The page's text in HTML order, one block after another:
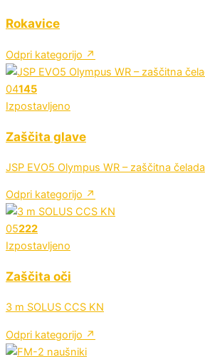
Rokavice
Odpri kategorijo ↗
04145
Izpostavljeno
Zaščita glave
JSP EVO5 Olympus WR – zaščitna čelada
Odpri kategorijo ↗
05222
Izpostavljeno
Zaščita oči
3 m SOLUS CCS KN
Odpri kategorijo ↗